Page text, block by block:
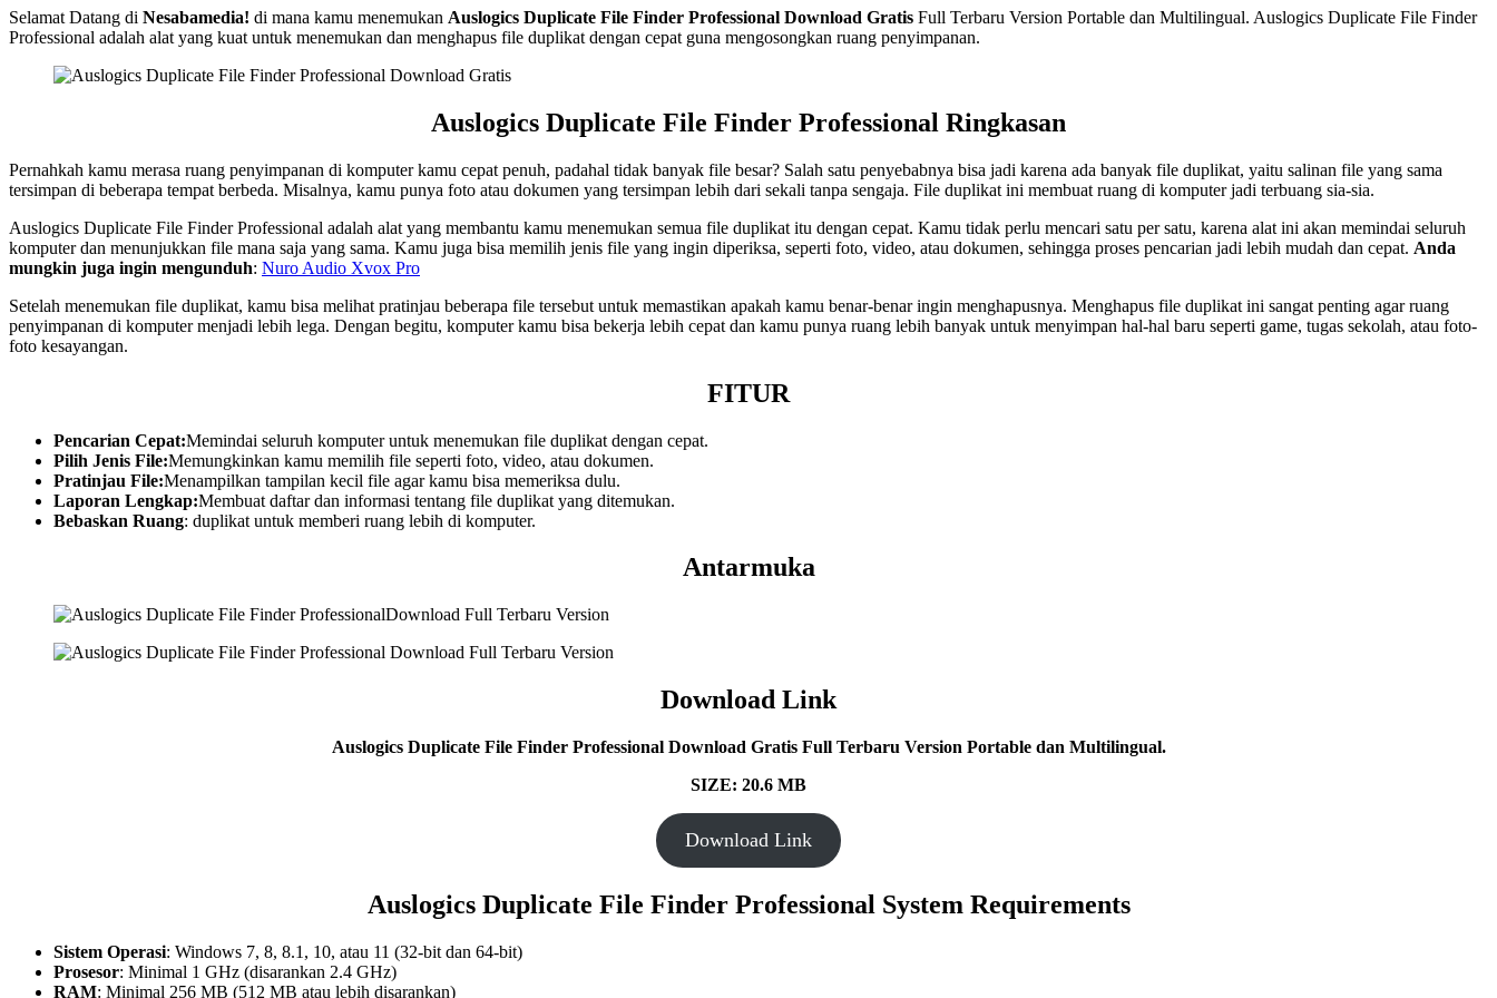
Selamat Datang di Nesabamedia! di mana kamu menemukan Auslogics Duplicate File Finder Professional Download Gratis Full Terbaru Version Portable dan Multilingual. Auslogics Duplicate File Finder
Professional adalah alat yang kuat untuk menemukan dan menghapus file duplikat dengan cepat guna mengosongkan ruang penyimpanan.
Auslogics Duplicate File Finder Professional Ringkasan
Pernahkah kamu merasa ruang penyimpanan di komputer kamu cepat penuh, padahal tidak banyak file besar? Salah satu penyebabnya bisa jadi karena ada banyak file duplikat, yaitu salinan file yang sama
tersimpan di beberapa tempat berbeda. Misalnya, kamu punya foto atau dokumen yang tersimpan lebih dari sekali tanpa sengaja. File duplikat ini membuat ruang di komputer jadi terbuang sia-sia.
Auslogics Duplicate File Finder Professional adalah alat yang membantu kamu menemukan semua file duplikat itu dengan cepat. Kamu tidak perlu mencari satu per satu, karena alat ini akan memindai seluruh
komputer dan menunjukkan file mana saja yang sama. Kamu juga bisa memilih jenis file yang ingin diperiksa, seperti foto, video, atau dokumen, sehingga proses pencarian jadi lebih mudah dan cepat. Anda
mungkin juga ingin mengunduh: Nuro Audio Xvox Pro
Setelah menemukan file duplikat, kamu bisa melihat pratinjau beberapa file tersebut untuk memastikan apakah kamu benar-benar ingin menghapusnya. Menghapus file duplikat ini sangat penting agar ruang
penyimpanan di komputer menjadi lebih lega. Dengan begitu, komputer kamu bisa bekerja lebih cepat dan kamu punya ruang lebih banyak untuk menyimpan hal-hal baru seperti game, tugas sekolah, atau foto-
foto kesayangan.
FITUR
Pencarian Cepat:Memindai seluruh komputer untuk menemukan file duplikat dengan cepat.
Pilih Jenis File:Memungkinkan kamu memilih file seperti foto, video, atau dokumen.
Pratinjau File:Menampilkan tampilan kecil file agar kamu bisa memeriksa dulu.
Laporan Lengkap:Membuat daftar dan informasi tentang file duplikat yang ditemukan.
Bebaskan Ruang: duplikat untuk memberi ruang lebih di komputer.
Antarmuka
Download Link
Auslogics Duplicate File Finder Professional Download Gratis Full Terbaru Version Portable dan Multilingual.
SIZE: 20.6 MB
Download Link
Auslogics Duplicate File Finder Professional System Requirements
Sistem Operasi: Windows 7, 8, 8.1, 10, atau 11 (32-bit dan 64-bit)
Prosesor: Minimal 1 GHz (disarankan 2.4 GHz)
RAM: Minimal 256 MB (512 MB atau lebih disarankan)